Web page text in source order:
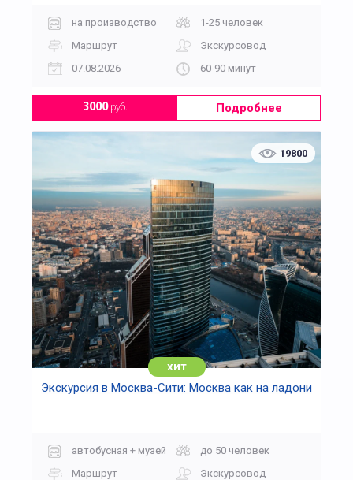
возможны индивидуальные и корпоративные
визиты по согласованию.
на производство
1-25 человек
Маршрут
Экскурсовод
07.08.2026
60-90 минут
3000руб. Подробнее
19800
хит
Экскурсия в Москва-Сити: Москва как на ладони
автобусная + музей
до 50 человек
Маршрут
Экскурсовод